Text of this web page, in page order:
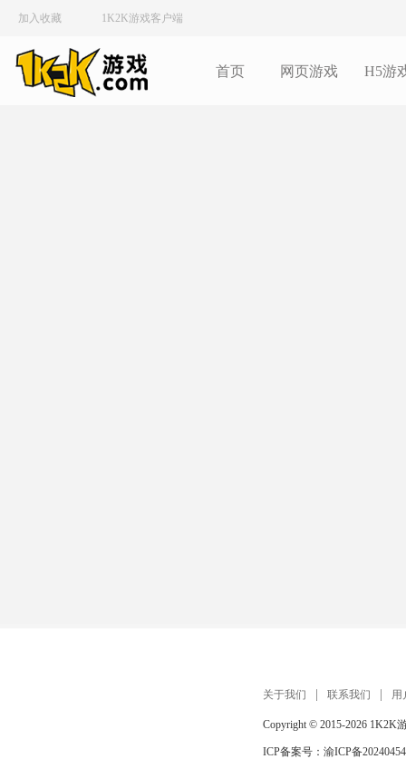
加入收藏 1K2K游戏客户端
首页 网页游戏 H5游
关于我们 联系我们 用
Copyright © 2015-2026 1K2K
ICP备案号： 渝ICP备